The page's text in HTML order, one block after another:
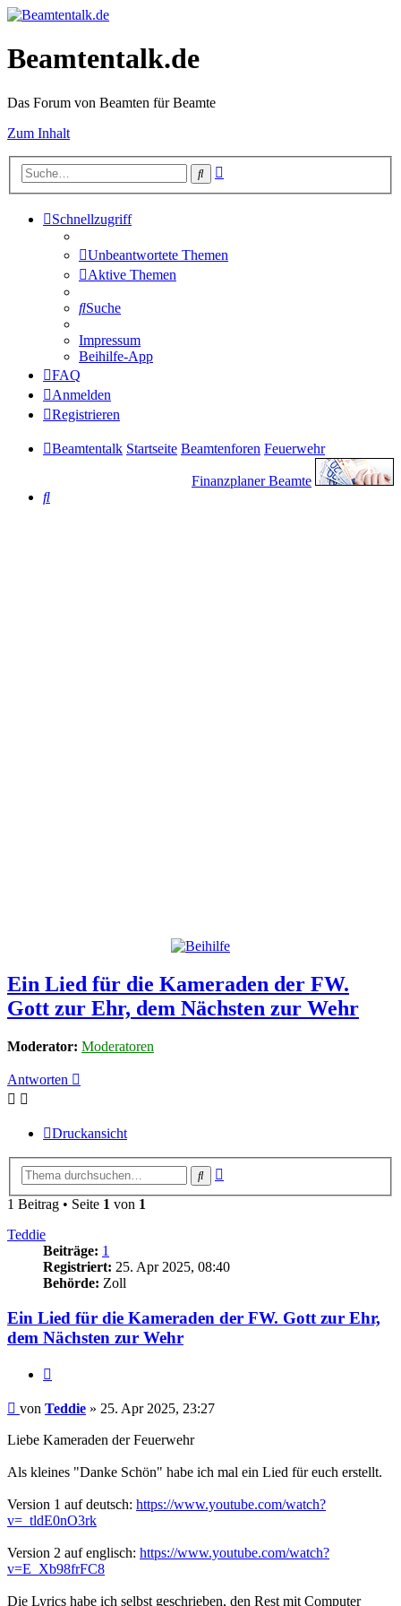
Beamtentalk.de
Das Forum von Beamten für Beamte
Zum Inhalt
Suche
Schnellzugriff
Unbeantwortete Themen
Aktive Themen
Suche
Impressum
Beihilfe-App
FAQ
Anmelden
Registrieren
Beamtentalk Startseite Beamtenforen Feuerwehr
Finanzplaner Beamte
Suche
Ein Lied für die Kameraden der FW.
Gott zur Ehr, dem Nächsten zur Wehr
Moderator: Moderatoren
Antworten
Druckansicht
Suche
1 Beitrag • Seite 1 von 1
Teddie
Beiträge: 1
Registriert: 25. Apr 2025, 08:40
Behörde: Zoll
Ein Lied für die Kameraden der FW. Gott zur Ehr,
dem Nächsten zur Wehr
Beitrag
von Teddie » 25. Apr 2025, 23:27
Liebe Kameraden der Feuerwehr
Als kleines "Danke Schön" habe ich mal ein Lied für euch erstellt.
Version 1 auf deutsch: https://www.youtube.com/watch?
v=_tldE0nO3rk
Version 2 auf englisch: https://www.youtube.com/watch?
v=E_Xb98frFC8
Die Lyrics habe ich selbst geschrieben, den Rest mit Computer